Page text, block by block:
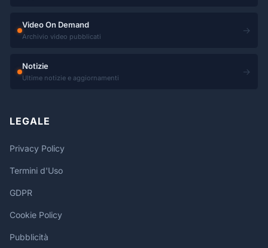
Video On Demand
Archivio video pubblicati
→
Notizie
Ultime notizie e aggiornamenti
→
LEGALE
Privacy Policy
Termini d'Uso
GDPR
Cookie Policy
Pubblicità